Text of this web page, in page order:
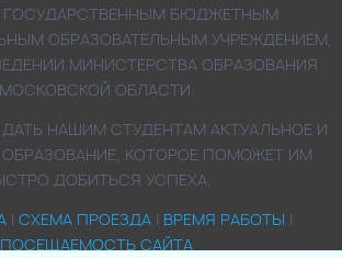
ГОСУДАРСТВЕННЫМ БЮДЖЕТНЫМ
ОБРАЗОВАТЕЛЬНЫМ УЧРЕЖДЕНИЕМ,
МИНИСТЕРСТВА ОБРАЗОВАНИЯ
МОСКОВСКОЙ ОБЛАСТИ.
НАШИМ СТУДЕНТАМ АКТУАЛЬНОЕ И
КОТОРОЕ ПОМОЖЕТ ИМ
ДОБИТЬСЯ УСПЕХА.
| СХЕМА ПРОЕЗДА | ВРЕМЯ РАБОТЫ |
ПОСЕЩАЕМОСТЬ САЙТА